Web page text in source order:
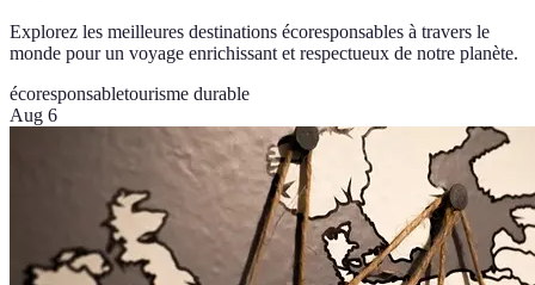
Explorez les meilleures destinations écoresponsables à travers le
monde pour un voyage enrichissant et respectueux de notre planète.
écoresponsabletourisme durable
Aug 6